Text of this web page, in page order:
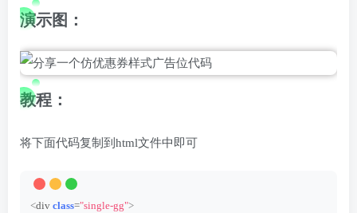
演示图：
教程：
将下面代码复制到html文件中即可
<div class="single-gg">